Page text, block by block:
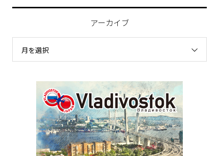
アーカイブ
月を選択